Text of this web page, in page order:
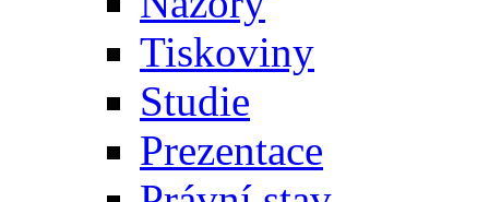
Tiskoviny
Studie
Prezentace